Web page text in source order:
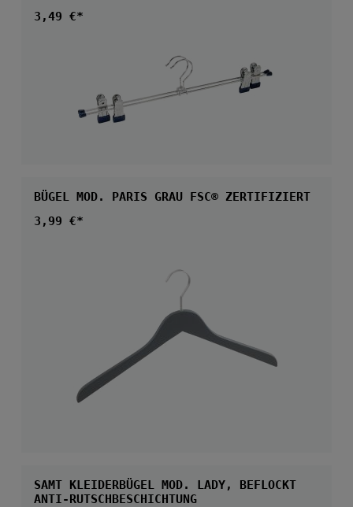
Regulärer Preis:
3,49 €*
BÜGEL MOD. PARIS GRAU FSC® ZERTIFIZIERT
Regulärer Preis:
3,99 €*
SAMT KLEIDERBÜGEL MOD. LADY, BEFLOCKT
ANTI-RUTSCHBESCHICHTUNG